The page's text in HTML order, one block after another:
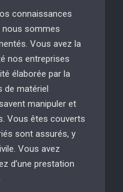
connaissances
nous sommes
Vous avez la
nos entreprises
élaborée par la
de matériel
manipuler et
Vous êtes couverts
sont assurés, y
Vous avez
d’une prestation